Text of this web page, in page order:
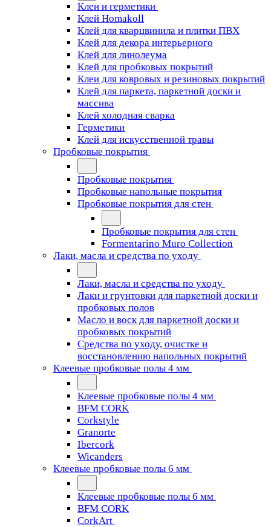
Клеи и герметики
Клей Homakoll
Клей для кварцвинила и плитки ПВХ
Клей для декора интерьерного
Клей для линолеума
Клей для пробковых покрытий
Клеи для ковровых и резиновых покрытий
Клей для паркета, паркетной доски и
массива
Клей холодная сварка
Герметики
Клей для искусственной травы
Пробковые покрытия
Пробковые покрытия
Пробковые напольные покрытия
Пробковые покрытия для стен
Пробковые покрытия для стен
Formentarino Muro Collection
Лаки, масла и средства по уходу
Лаки, масла и средства по уходу
Лаки и грунтовки для паркетной доски и
пробковых полов
Масло и воск для паркетной доски и
пробковых покрытий
Средства по уходу, очистке и
восстановлению напольных покрытий
Клеевые пробковые полы 4 мм
Клеевые пробковые полы 4 мм
BFM CORK
Corkstyle
Granorte
Ibercork
Wicanders
Клеевые пробковые полы 6 мм
Клеевые пробковые полы 6 мм
BFM CORK
CorkArt